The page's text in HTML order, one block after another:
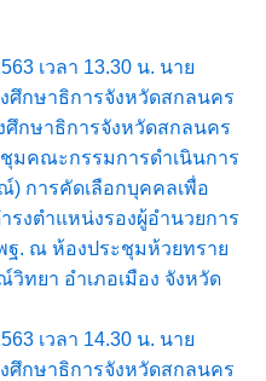
เวลา 13.30 น. นาย
ศึกษาธิการจังหวัดสกลนคร
ศึกษาธิการจังหวัดสกลนคร
มคณะกรรมการดำเนินการ
การคัดเลือกบุคคลเพื่อ
รงตำแหน่งรองผู้อำนวยการ
ฐ. ณ ห้องประชุมห้วยทราย
วิทยา อำเภอเมือง จังหวัด
เวลา 14.30 น. นาย
ศึกษาธิการจังหวัดสกลนคร